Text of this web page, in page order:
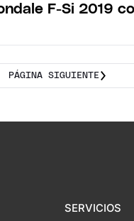
F-Si 2019
PÁGINA SIGUIENTE
SERVICIOS